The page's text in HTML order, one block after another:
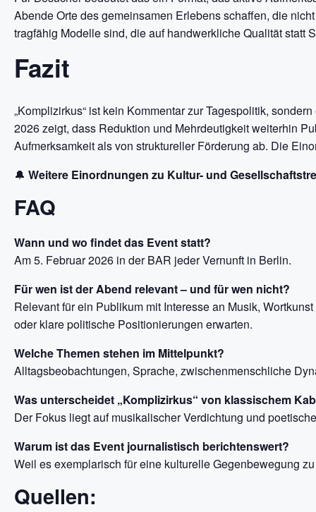
Abende Orte des gemeinsamen Erlebens schaffen, die
tragfähig Modelle sind, die auf handwerkliche Qualität statt
Fazit
„Komplizirkus“ ist kein Kommentar zur Tagespolitik,
2026 zeigt, dass Reduktion und Mehrdeutigkeit weiterhin
Aufmerksamkeit als von struktureller Förderung ab. Die
🔔 Weitere Einordnungen zu Kultur- und
FAQ
Wann und wo findet das Event statt?
Am 5. Februar 2026 in der BAR jeder Vernunft in Berlin.
Für wen ist der Abend relevant – und für wen nicht?
Relevant für ein Publikum mit Interesse an Musik,
oder klare politische Positionierungen erwarten.
Welche Themen stehen im Mittelpunkt?
Alltagsbeobachtungen, Sprache, zwischenmenschliche
Was unterscheidet „Komplizirkus“ von klassischem
Der Fokus liegt auf musikalischer Verdichtung und
Warum ist das Event journalistisch berichtenswert?
Weil es exemplarisch für eine kulturelle Gegenbewegung
Quellen: